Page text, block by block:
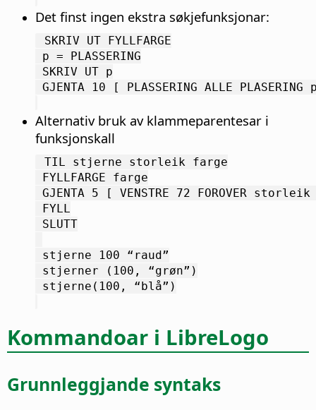
Det finst ingen ekstra søkjefunksjonar:
SKRIV UT FYLLFARGE
p = PLASSERING
SKRIV UT p
GJENTA 10 [ PLASSERING ALLE
Alternativ bruk av klammeparentesar i
funksjonskall
TIL stjerne storleik farge
FYLLFARGE farge
GJENTA 5 [ VENSTRE 72 FOROVER
FYLL
SLUTT
stjerne 100 “raud”
stjerner (100, “grøn”)
stjerne(100, “blå”)
Kommandoar i LibreLogo
Grunnleggjande syntaks